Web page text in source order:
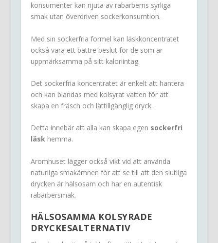
konsumenter kan njuta av rabarberns syrliga
smak utan överdriven sockerkonsumtion.
Med sin sockerfria formel kan läskkoncentratet
också vara ett bättre beslut för de som är
uppmärksamma på sitt kaloriintag.
Det sockerfria koncentratet är enkelt att hantera
och kan blandas med kolsyrat vatten för att
skapa en fräsch och lättillgänglig dryck.
Detta innebär att alla kan skapa egen sockerfri
läskhemma.
Aromhuset lägger också vikt vid att använda
naturliga smakämnen för att se till att den slutliga
drycken är hälsosam och har en autentisk
rabarbersmak.
HÄLSOSAMMA KOLSYRADE
DRYCKESALTERNATIV